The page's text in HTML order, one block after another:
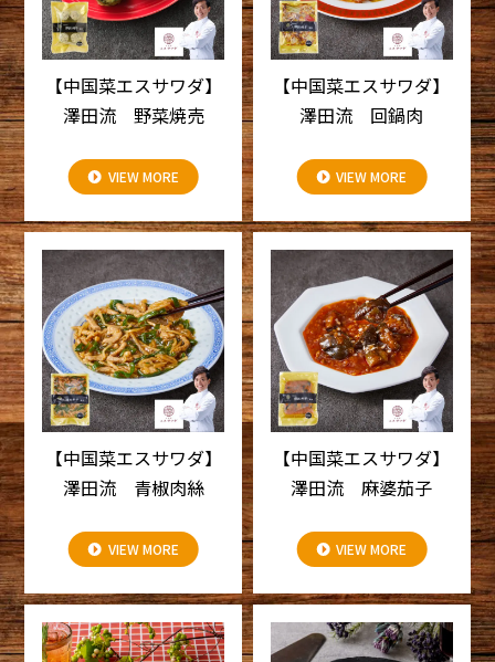
【中国菜エスサワダ】
澤田流 野菜焼売
VIEW MORE
【中国菜エスサワダ】
澤田流 回鍋肉
VIEW MORE
【中国菜エスサワダ】
澤田流 青椒肉絲
VIEW MORE
【中国菜エスサワダ】
澤田流 麻婆茄子
VIEW MORE